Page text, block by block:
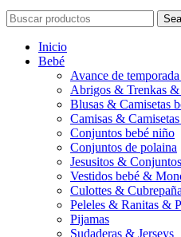
Inicio
Bebé
Avance de
Abrigos & Trenkas
Blusas & Camisetas
Camisas &
Conjuntos bebé niño
Conjuntos de polaina
Jesusitos &
Vestidos bebé &
Culottes &
Peleles & Ranitas &
Pijamas
Sudaderas & Jerseys